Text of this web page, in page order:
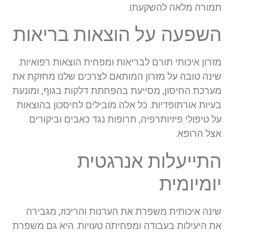
תמורה מלאה להשקעתו.
השפעה על הוצאות בריאות
מזרון איכותי תורם לבריאות ומפחית הוצאות רפואיות.
שינה טובה על מזרון המותאם לצרכים שלנו מחזקת את
מערכת החיסון, מסייעת בהפחתת דלקות בגוף, ומונעת
בעיות אורתופדיות. כל אלה מובילים לחיסכון בהוצאות
על טיפולי פיזיותרפיה, תרופות נגד כאבים וביקורים
אצל הרופא.
התייעלות אנרגטית
יומיומית
שינה איכותית משפרת את הערנות והריכוז, מגבירה
את היעילות בעבודה ומפחיתה טעויות. היא גם משפרת